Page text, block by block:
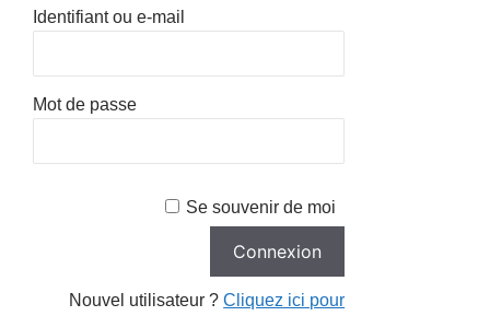
Identifiant ou e-mail
Mot de passe
Se souvenir de moi
Nouvel utilisateur ?Cliquez ici pour